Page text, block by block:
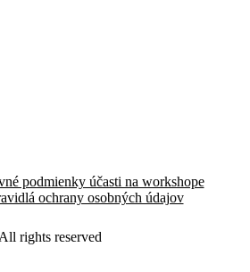
podmienky účasti na workshope
ochrany osobných údajov
All rights reserved